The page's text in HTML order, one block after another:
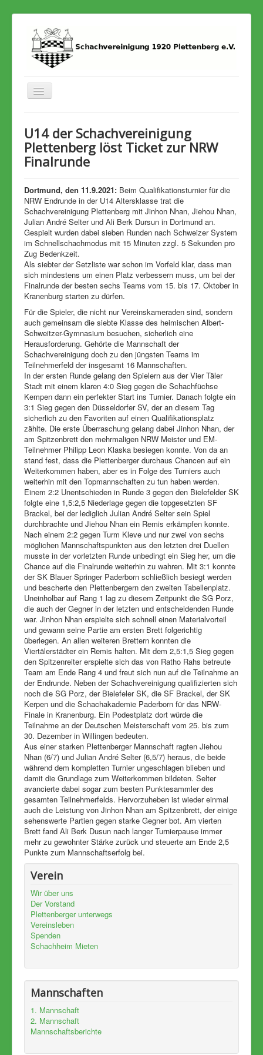
Toggle
Navigation
Termine
Stadtmeisterschaft
U14 der Schachvereinigung
Plettenberg löst Ticket zur NRW
Finalrunde
Dortmund, den 11.9.2021: Beim Qualifikationsturnier für die
NRW Endrunde in der U14 Altersklasse trat die
Schachvereinigung Plettenberg mit Jinhon Nhan, Jiehou Nhan,
Julian André Selter und Ali Berk Dursun in Dortmund an.
Gespielt wurden dabei sieben Runden nach Schweizer System
im Schnellschachmodus mit 15 Minuten zzgl. 5 Sekunden pro
Zug Bedenkzeit.
Als siebter der Setzliste war schon im Vorfeld klar, dass man
sich mindestens um einen Platz verbessern muss, um bei der
Finalrunde der besten sechs Teams vom 15. bis 17. Oktober in
Kranenburg starten zu dürfen.
Für die Spieler, die nicht nur Vereinskameraden sind, sondern
auch gemeinsam die siebte Klasse des heimischen Albert-
Schweitzer-Gymnasium besuchen, sicherlich eine
Herausforderung. Gehörte die Mannschaft der
Schachvereinigung doch zu den jüngsten Teams im
Teilnehmerfeld der insgesamt 16 Mannschaften.
In der ersten Runde gelang den Spielern aus der Vier Täler
Stadt mit einem klaren 4:0 Sieg gegen die Schachfüchse
Kempen dann ein perfekter Start ins Turnier. Danach folgte ein
3:1 Sieg gegen den Düsseldorfer SV, der an diesem Tag
sicherlich zu den Favoriten auf einen Qualifikationsplatz
zählte. Die erste Überraschung gelang dabei Jinhon Nhan, der
am Spitzenbrett den mehrmaligen NRW Meister und EM-
Teilnehmer Philipp Leon Klaska besiegen konnte. Von da an
stand fest, dass die Plettenberger durchaus Chancen auf ein
Weiterkommen haben, aber es in Folge des Turniers auch
weiterhin mit den Topmannschaften zu tun haben werden.
Einem 2:2 Unentschieden in Runde 3 gegen den Bielefelder SK
folgte eine 1,5:2,5 Niederlage gegen die topgesetzten SF
Brackel, bei der lediglich Julian André Selter sein Spiel
durchbrachte und Jiehou Nhan ein Remis erkämpfen konnte.
Nach einem 2:2 gegen Turm Kleve und nur zwei von sechs
möglichen Mannschaftspunkten aus den letzten drei Duellen
musste in der vorletzten Runde unbedingt ein Sieg her, um die
Chance auf die Finalrunde weiterhin zu wahren. Mit 3:1 konnte
der SK Blauer Springer Paderborn schließlich besiegt werden
und bescherte den Plettenbergern den zweiten Tabellenplatz.
Uneinholbar auf Rang 1 lag zu diesem Zeitpunkt die SG Porz,
die auch der Gegner in der letzten und entscheidenden Runde
war. Jinhon Nhan erspielte sich schnell einen Materialvorteil
und gewann seine Partie am ersten Brett folgerichtig
überlegen. An allen weiteren Brettern konnten die
Viertälerstädter ein Remis halten. Mit dem 2,5:1,5 Sieg gegen
den Spitzenreiter erspielte sich das von Ratho Rahs betreute
Team am Ende Rang 4 und freut sich nun auf die Teilnahme an
der Endrunde. Neben der Schachvereinigung qualifizierten sich
noch die SG Porz, der Bielefeler SK, die SF Brackel, der SK
Kerpen und die Schachakademie Paderborn für das NRW-
Finale in Kranenburg. Ein Podestplatz dort würde die
Teilnahme an der Deutschen Meisterschaft vom 25. bis zum
30. Dezember in Willingen bedeuten.
Aus einer starken Plettenberger Mannschaft ragten Jiehou
Nhan (6/7) und Julian André Selter (6,5/7) heraus, die beide
während dem kompletten Turnier ungeschlagen blieben und
damit die Grundlage zum Weiterkommen bildeten. Selter
avancierte dabei sogar zum besten Punktesammler des
gesamten Teilnehmerfelds. Hervorzuheben ist wieder einmal
auch die Leistung von Jinhon Nhan am Spitzenbrett, der einige
sehenswerte Partien gegen starke Gegner bot. Am vierten
Brett fand Ali Berk Dusun nach langer Turnierpause immer
mehr zu gewohnter Stärke zurück und steuerte am Ende 2,5
Punkte zum Mannschaftserfolg bei.
Verein
Wir über uns
Der Vorstand
Plettenberger unterwegs
Vereinsleben
Spenden
Schachheim Mieten
Mannschaften
1. Mannschaft
2. Mannschaft
Mannschaftsberichte